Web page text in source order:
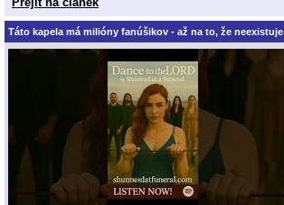
Táto kapela má milióny fanúšikov - až na to, že neexistuje